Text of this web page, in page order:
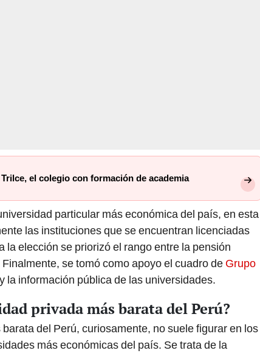
el colegio con formación de academia
particular más económica del país, en esta
las instituciones que se encuentran licenciadas
la elección se priorizó el rango entre la pensión
se tomó como apoyo el cuadro de Grupo
y la información pública de las universidades.
privada más barata del Perú?
del Perú, curiosamente, no suele figurar en los
más económicas del país. Se trata de la